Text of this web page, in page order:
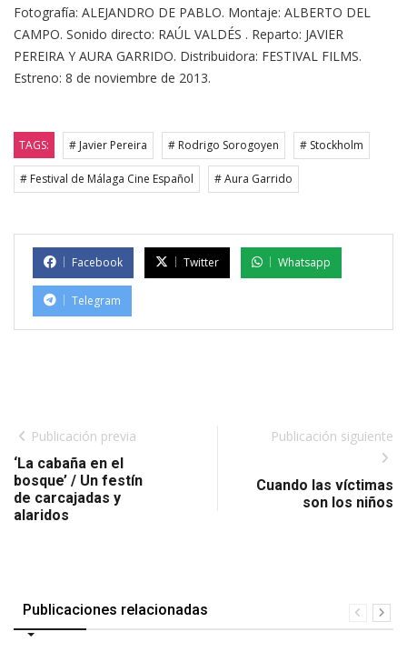
Fotografía: ALEJANDRO DE PABLO. Montaje: ALBERTO DEL
CAMPO. Sonido directo: RAÚL VALDÉS . Reparto: JAVIER
PEREIRA Y AURA GARRIDO. Distribuidora: FESTIVAL FILMS.
Estreno: 8 de noviembre de 2013.
TAGS: # Javier Pereira # Rodrigo Sorogoyen # Stockholm
# Festival de Málaga Cine Español # Aura Garrido
Facebook Twitter Whatsapp
Telegram
Publicación previa
‘La cabaña en el
bosque’ / Un festín
de carcajadas y
alaridos
Publicación siguiente
Cuando las víctimas
son los niños
Publicaciones relacionadas